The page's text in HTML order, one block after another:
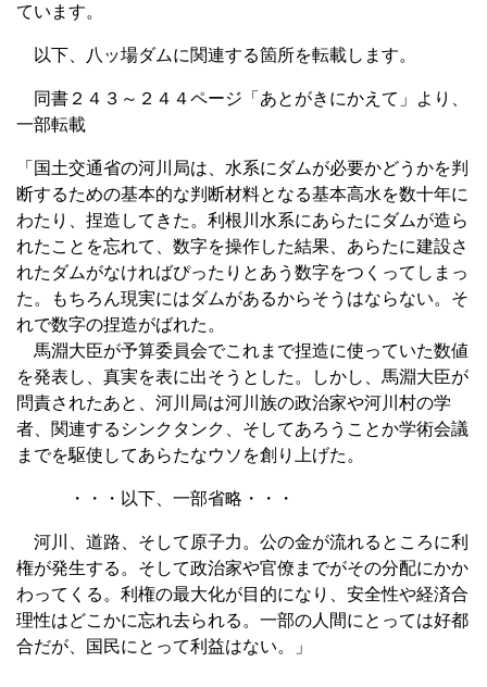
ています。
以下、八ッ場ダムに関連する箇所を転載します。
同書２４３～２４４ページ「あとがきにかえて」より、
一部転載
「国土交通省の河川局は、水系にダムが必要かどうかを判
断するための基本的な判断材料となる基本高水を数十年に
わたり、捏造してきた。利根川水系にあらたにダムが造ら
れたことを忘れて、数字を操作した結果、あらたに建設さ
れたダムがなければぴったりとあう数字をつくってしまっ
た。もちろん現実にはダムがあるからそうはならない。そ
れで数字の捏造がばれた。
馬淵大臣が予算委員会でこれまで捏造に使っていた数値
を発表し、真実を表に出そうとした。しかし、馬淵大臣が
問責されたあと、河川局は河川族の政治家や河川村の学
者、関連するシンクタンク、そしてあろうことか学術会議
までを駆使してあらたなウソを創り上げた。
・・・以下、一部省略・・・
河川、道路、そして原子力。公の金が流れるところに利
権が発生する。そして政治家や官僚までがその分配にかか
わってくる。利権の最大化が目的になり、安全性や経済合
理性はどこかに忘れ去られる。一部の人間にとっては好都
合だが、国民にとって利益はない。」